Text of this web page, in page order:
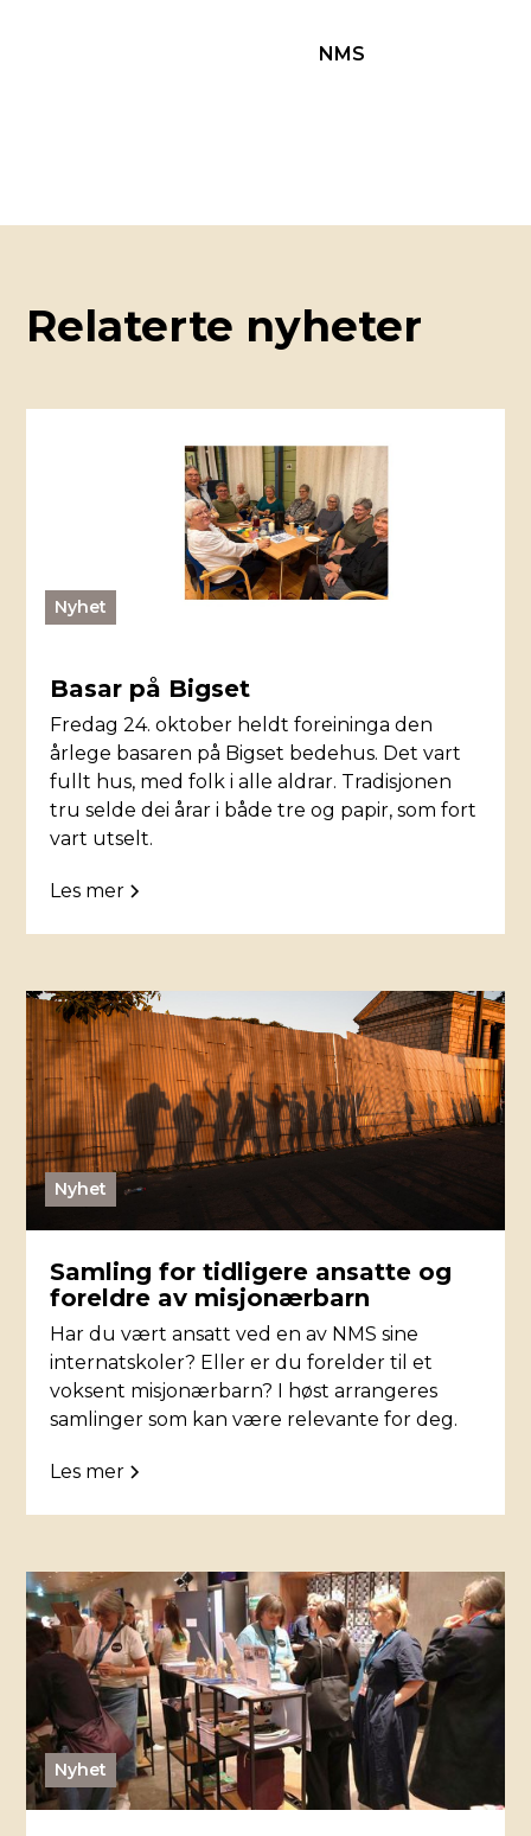
NMS
Relaterte nyheter
Nyhet
Basar på Bigset
Fredag 24. oktober heldt foreininga den
årlege basaren på Bigset bedehus. Det vart
fullt hus, med folk i alle aldrar. Tradisjonen
tru selde dei årar i både tre og papir, som fort
vart utselt.
Les mer
Nyhet
Samling for tidligere ansatte og
foreldre av misjonærbarn
Har du vært ansatt ved en av NMS sine
internatskoler? Eller er du forelder til et
voksent misjonærbarn? I høst arrangeres
samlinger som kan være relevante for deg.
Les mer
Nyhet